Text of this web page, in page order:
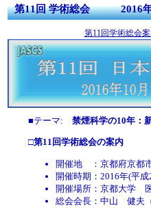
第11回 学術総会 2016年
第11回学術総会
■テーマ: 禁煙科学の10年：
□第11回学術総会の案内
開催地 ：京都府京都
開催時期：2016年(平
開催場所：京都大学
総会会長：中山 健